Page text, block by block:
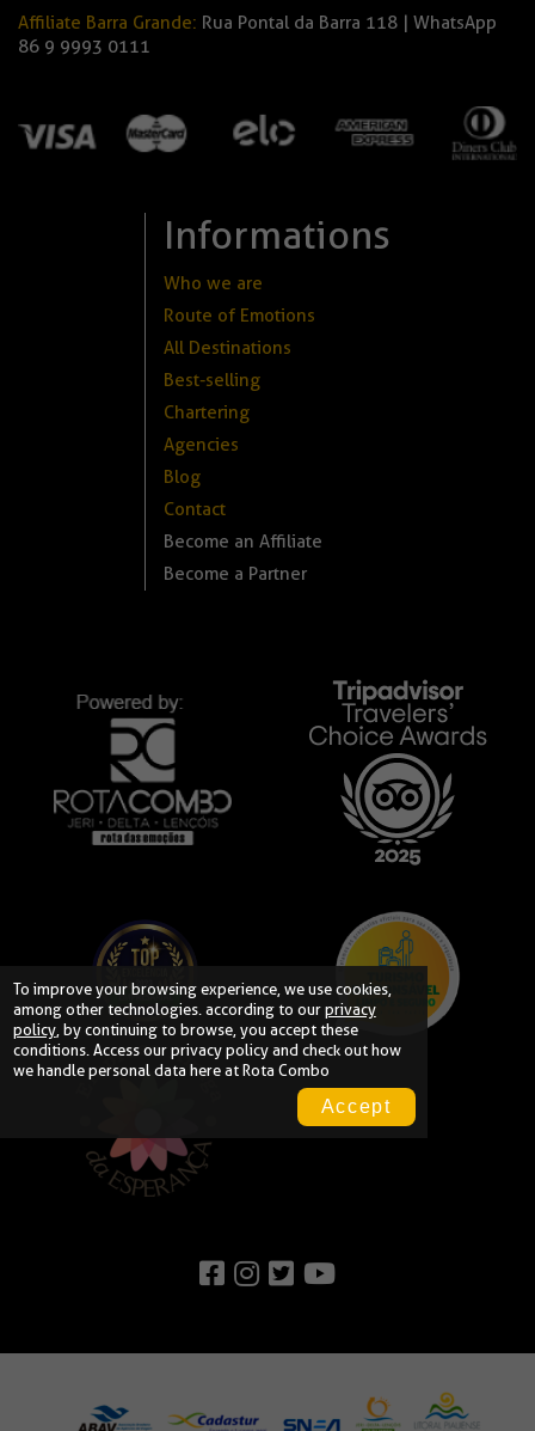
Affiliate Barra Grande: Rua Pontal da Barra 118 | WhatsApp
86 9 9993 0111
Informations
Who we are
Route of Emotions
All Destinations
Best-selling
Chartering
Agencies
Blog
Contact
Become an Affiliate
Become a Partner
To improve your browsing experience, we use cookies,
among other technologies. according to ourprivacy
policy, by continuing to browse, you accept these
conditions. Access ourprivacy policyand check out how
we handle personal data here at Rota Combo
Accept